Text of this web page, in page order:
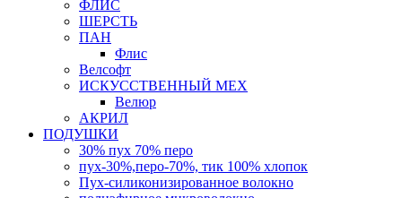
ФЛИС
ШЕРСТЬ
ПАН
Флис
Велсофт
ИСКУССТВЕННЫЙ МЕХ
Велюр
АКРИЛ
ПОДУШКИ
30% пух 70% перо
пух-30%,перо-70%, тик 100% хлопок
Пух-силиконизированное волокно